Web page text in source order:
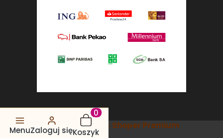
Sklep internetowy Shoper Premium
MenuZaloguj się
Produkty w koszyku: 0. Zobacz
Koszyk